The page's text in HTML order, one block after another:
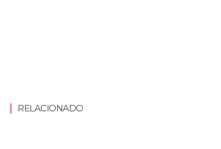
RELACIONADO